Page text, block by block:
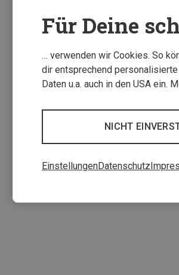
Klettersteig-Atlas Italien,
Für Deine
… verwenden wir Cookies. So
dir entsprechend
Daten u.a. auch in den USA ein.
NICHT
EinstellungenDatenschutz